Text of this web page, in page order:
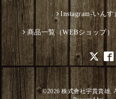
Instagram-いんす
商品一覧（WEBショップ）
©2026 株式會社宇貫貴雄.